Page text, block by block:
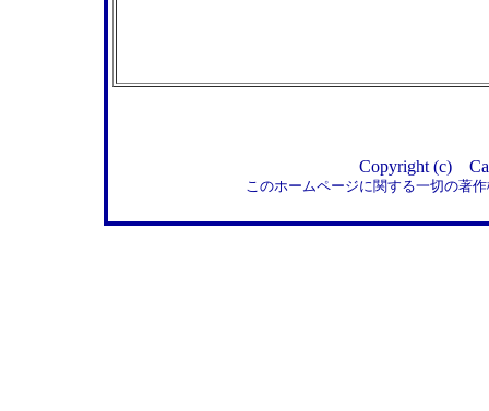
Copyright (c)
このホームページに関する一切の